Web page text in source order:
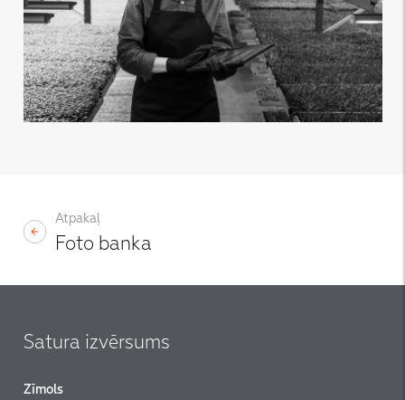
Atpakaļ
Foto banka
Satura izvērsums
Zīmols